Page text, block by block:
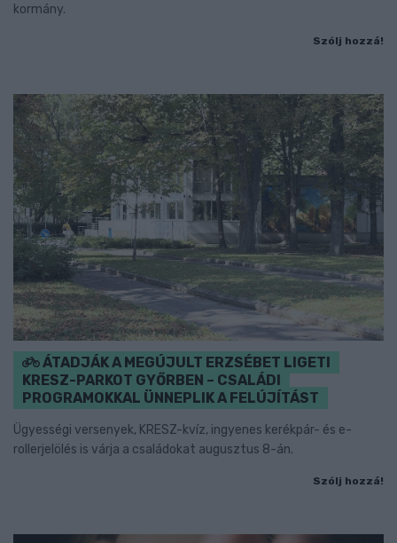
kormány.
Szólj hozzá!
ÁTADJÁK A MEGÚJULT ERZSÉBET LIGETI
KRESZ-PARKOT GYŐRBEN – CSALÁDI
PROGRAMOKKAL ÜNNEPLIK A FELÚJÍTÁST
Ügyességi versenyek, KRESZ-kvíz, ingyenes kerékpár- és e-
rollerjelölés is várja a családokat augusztus 8-án.
Szólj hozzá!